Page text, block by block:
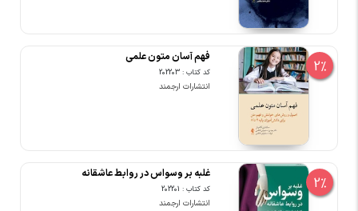
2%
فهم آسان متون علمی
کد کتاب : 202203
انتشارات ارجمند
2%
غلبه بر وسواس در روابط عاشقانه
کد کتاب : 202201
انتشارات ارجمند